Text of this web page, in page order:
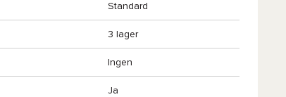
Standard
3 lager
Ingen
Ja